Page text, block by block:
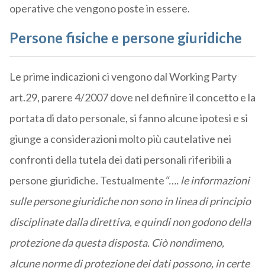
operative che vengono poste in essere.
Persone fisiche e persone giuridiche
Le prime indicazioni ci vengono dal Working Party
art.29, parere 4/2007 dove nel definire il concetto e la
portata di dato personale, si fanno alcune ipotesi e si
giunge a considerazioni molto più cautelative nei
confronti della tutela dei dati personali riferibili a
persone giuridiche. Testualmente“…. le informazioni
sulle persone giuridiche non sono in linea di principio
disciplinate dalla direttiva, e quindi non godono della
protezione da questa disposta. Ciò nondimeno,
alcune norme di protezione dei dati possono, in certe